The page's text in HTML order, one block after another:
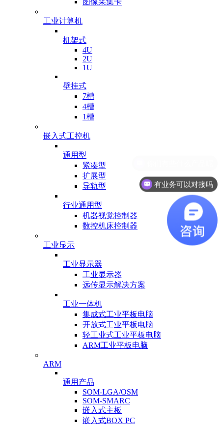
工业计算机
机架式
4U
2U
1U
壁挂式
7槽
4槽
1槽
嵌入式工控机
通用型
紧凑型
扩展型
导轨型
行业通用型
机器视觉控制器
数控机床控制器
工业显示
工业显示器
工业显示器
远传显示解决方案
工业一体机
集成式工业平板电脑
开放式工业平板电脑
轻工业式工业平板电脑
ARM工业平板电脑
ARM
通用产品
SOM-LGA/OSM
SOM-SMARC
嵌入式主板
嵌入式BOX PC
有业务可以对接吗